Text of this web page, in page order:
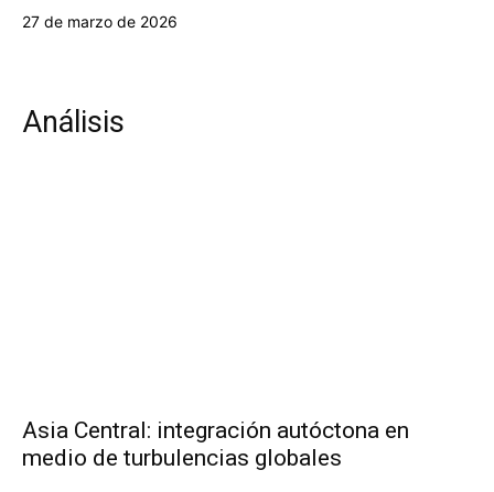
27 de marzo de 2026
Análisis
Asia Central: integración autóctona en
medio de turbulencias globales